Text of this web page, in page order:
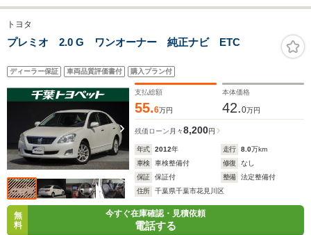
トヨタ
プレミオ 2.0 G ワンオーナー 純正ナビ ETC
ディーラー保証 車両品質評価書付 購入プラン付
支払総額
55.6万円
本体価格
42.0万円
残価ローン 月々8,200円
年式 2012年 走行 8.0万km
車検
車検整備付 修復
なし
保証
保証付 整備
法定整備付
住所
千葉県千葉市花見川区
無
料
今すぐ在庫確認・見積依頼
電話する